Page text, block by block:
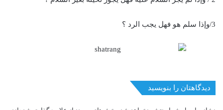
3/وإذا سلم هو فهل يجب الرد ؟
دیدگاهتان را بنویسید